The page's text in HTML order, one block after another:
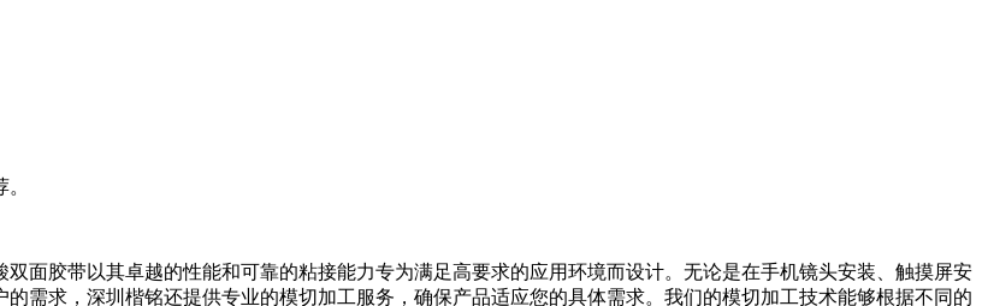
面胶带以其卓越的性能和可靠的粘接能力专为满足高要求的应用环境而设计。无论是在手机镜头安装、触摸屏安
需求，深圳楷铭还提供专业的模切加工服务，确保产品适应您的具体需求。我们的模切加工技术能够根据不同的